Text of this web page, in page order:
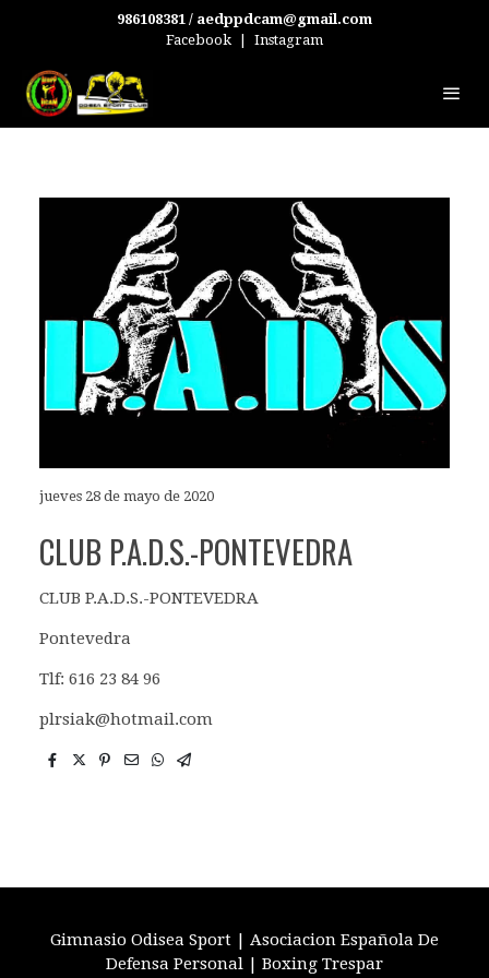
986108381 / aedppdcam@gmail.com
Facebook
Instagram
jueves 28 de mayo de 2020
CLUB P.A.D.S.-PONTEVEDRA
CLUB P.A.D.S.-PONTEVEDRA
Pontevedra
Tlf: 616 23 84 96
plrsiak@hotmail.com
Gimnasio Odisea Sport | Asociacion Española De
Defensa Personal | Boxing Trespar